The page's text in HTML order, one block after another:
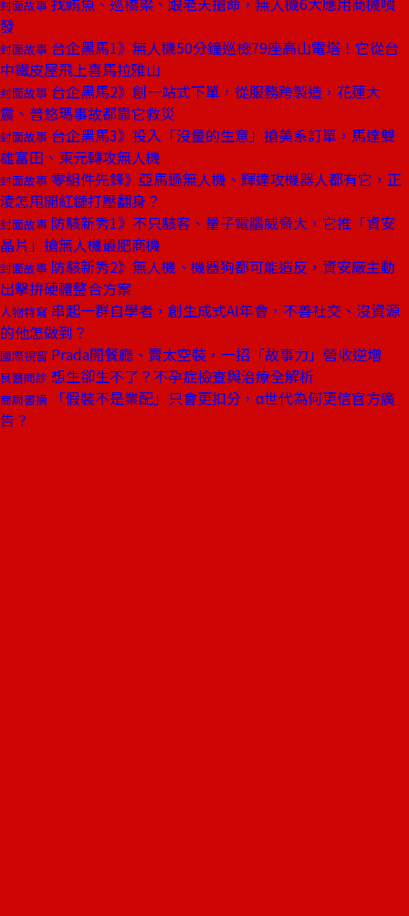
封面故事
發
封面故事 台企黑馬1》無人機50分鐘巡檢79座高山電塔！它從台
中鐵皮屋飛上喜馬拉雅山
封面故事 台企黑馬2》創一站式下單，從服務跨製造，花蓮大
震、普悠瑪事故都靠它救災
封面故事 台企黑馬3》投入「沒量的生意」搶美系訂單，馬達雙
雄富田、東元轉攻無人機
封面故事 零組件先鋒》亞馬遜無人機、輝達攻機器人都有它，正
淩怎甩開紅鏈打壓翻身？
封面故事 防駭新秀1》不只駭客、量子電腦威脅大，它推「資安
晶片」搶無人機最肥商機
封面故事 防駭新秀2》無人機、機器狗都可能造反，資安廠主動
出擊拚硬體整合方案
人物特寫 串起一群自學者，創生成式AI年會，不善社交、沒資源
的他怎做到？
國際視窗 Prada開餐廳、賣太空裝，一招「故事力」營收逆增
良醫問診 想生卻生不了？不孕症檢查與治療全解析
商周書摘
「假裝不是業配」只會更扣分，α世代為何更信官方廣
告？